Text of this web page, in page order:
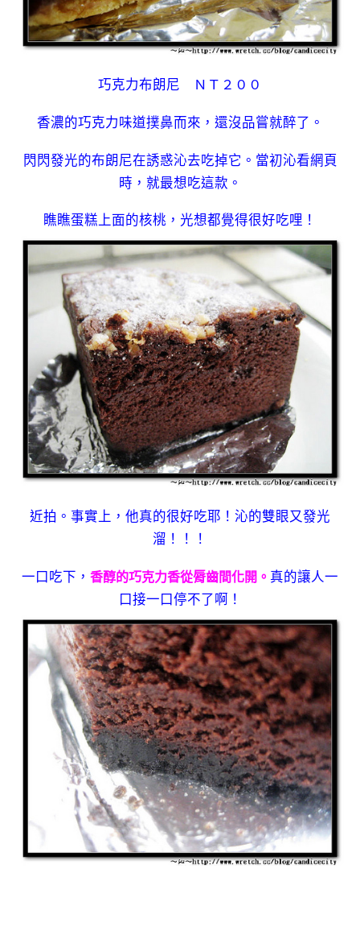
巧克力布朗尼 ＮＴ２００
香濃的巧克力味道撲鼻而來，還沒品嘗就醉了。
閃閃發光的布朗尼在誘惑沁去吃掉它。當初沁看網頁
時，就最想吃這款。
瞧瞧蛋糕上面的核桃，光想都覺得很好吃哩！
近拍。事實上，他真的很好吃耶！沁的雙眼又發光
溜！！！
一口吃下， 香醇的巧克力香從脣齒間化開。 真的讓人一
口接一口停不了啊！